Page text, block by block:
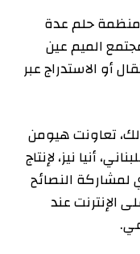
حلم عدة
الميم عين
أو الاستدراج عبر
تعاونت هيومن
أنيا نيز، لإنتاج
النصائح
الإنترنت عند